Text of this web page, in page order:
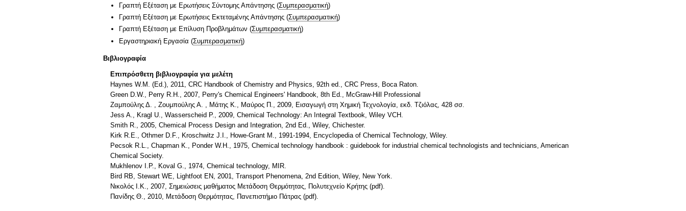
Γραπτή Εξέταση με Ερωτήσεις Σύντομης Απάντησης (Συμπερασματική)
Γραπτή Εξέταση με Ερωτήσεις Εκτεταμένης Απάντησης (Συμπερασματική)
Γραπτή Εξέταση με Επίλυση Προβλημάτων (Συμπερασματική)
Εργαστηριακή Εργασία (Συμπερασματική)
Βιβλιογραφία
Επιπρόσθετη βιβλιογραφία για μελέτη
Haynes W.M. (Ed.), 2011, CRC Handbook of Chemistry and Physics, 92th ed., CRC Press, Boca Raton.
Green D.W., Perry R.H., 2007, Perry's Chemical Engineers' Handbook, 8th Ed., McGraw-Hill Professional
Ζαμπούλης Δ. , Ζουμπούλης Α. , Μάτης Κ., Μαύρος Π., 2009, Εισαγωγή στη Χημική Τεχνολογία, εκδ. Τζιόλας, 428 σσ.
Jess A., Kragl U., Wasserscheid P., 2009, Chemical Technology: An Integral Textbook, Wiley VCH.
Smith R., 2005, Chemical Process Design and Integration, 2nd Ed., Wiley, Chichester.
Kirk R.E., Othmer D.F., Kroschwitz J.I., Howe-Grant M., 1991-1994, Encyclopedia of Chemical Technology, Wiley.
Pecsok R.L., Chapman K., Ponder W.H., 1975, Chemical technology handbook : guidebook for industrial chemical technologists and technicians, American
Chemical Society.
Mukhlenov I.P., Koval G., 1974, Chemical technology, MIR.
Bird RB, Stewart WE, Lightfoot EN, 2001, Transport Phenomena, 2nd Edition, Wiley, New York.
Νικολός Ι.Κ., 2007, Σημειώσεις μαθήματος Μετάδοση Θερμότητας, Πολυτεχνείο Κρήτης (pdf).
Πανίδης Θ., 2010, Μετάδοση Θερμότητας, Πανεπιστήμιο Πάτρας (pdf).